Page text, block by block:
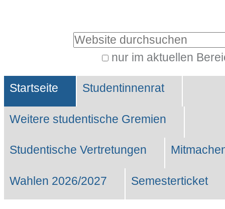
Website durchsuchen
nur im aktuellen
Suche…
Sektionen
Startseite Studentinnenrat
Weitere studentische Gremien
Studentische Vertretungen
Wahlen 2026/2027 Semesterticket